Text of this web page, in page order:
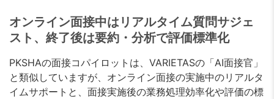
オンライン面接中はリアルタイム質問サジェ
スト、終了後は要約・分析で評価標準化
PKSHAの面接コパイロットは、VARIETASの「AI面接官」
と類似していますが、オンライン面接の実施中のリアルタ
イムサポートと、面接実施後の業務処理効率化や評価の標